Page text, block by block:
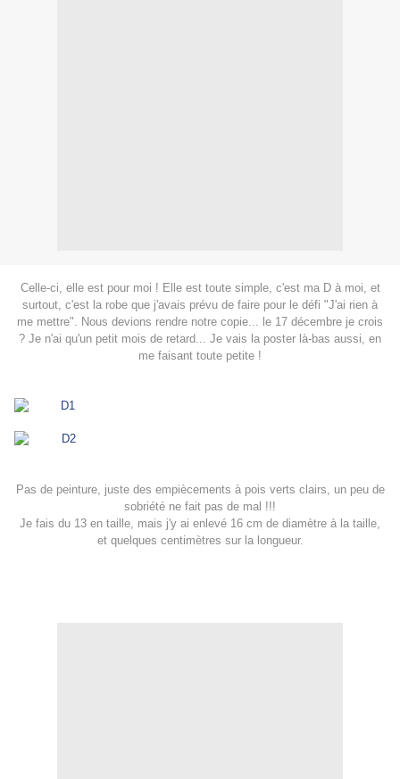
Celle-ci, elle est pour moi ! Elle est toute simple, c'est ma D à moi, et
surtout, c'est la robe que j'avais prévu de faire pour le défi "J'ai rien à
me mettre". Nous devions rendre notre copie... le 17 décembre je crois
? Je n'ai qu'un petit mois de retard... Je vais la poster là-bas aussi, en
me faisant toute petite !
Pas de peinture, juste des empiècements à pois verts clairs, un peu de
sobriété ne fait pas de mal !!!
Je fais du 13 en taille, mais j'y ai enlevé 16 cm de diamètre à la taille,
et quelques centimètres sur la longueur.